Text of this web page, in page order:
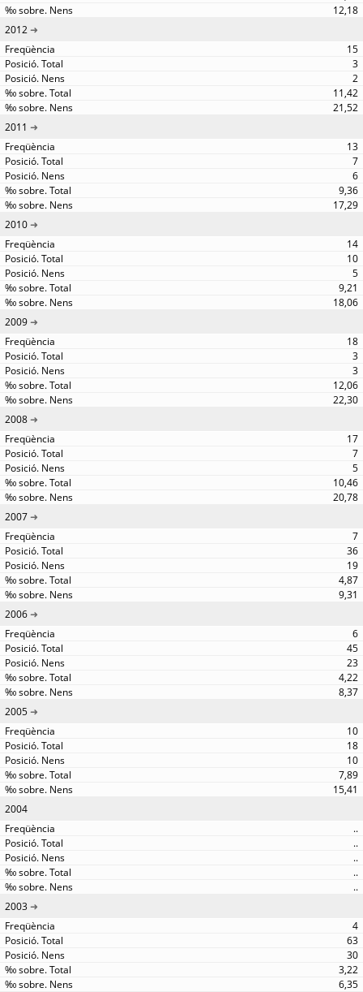
12,18
2012
15
3
2
11,42
21,52
2011
13
7
6
9,36
17,29
2010
14
10
5
9,21
18,06
2009
18
3
3
12,06
22,30
2008
17
7
5
10,46
20,78
2007
7
36
19
4,87
9,31
2006
6
45
23
4,22
8,37
2005
10
18
10
7,89
15,41
2004
..
..
..
..
..
2003
4
63
30
3,22
6,35